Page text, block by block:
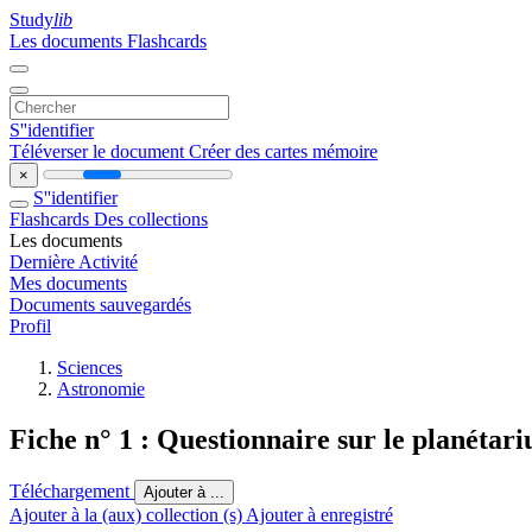
Studylib
Les documents Flashcards
S''identifier
Téléverser le document Créer des cartes mémoire
×
S''identifier
Flashcards Des collections
Les documents
Dernière Activité
Mes documents
Documents sauvegardés
Profil
Sciences
Astronomie
Fiche n° 1 : Questionnaire sur le
Téléchargement Ajouter à ...
Ajouter à la (aux) collection (s) Ajouter à enregistré